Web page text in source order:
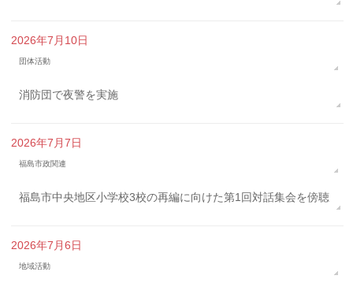
2026年7月10日
団体活動
消防団で夜警を実施
2026年7月7日
福島市政関連
福島市中央地区小学校3校の再編に向けた第1回対話集会を傍聴
2026年7月6日
地域活動